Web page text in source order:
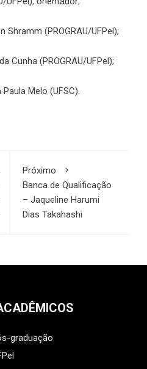
Shramm (PROGRAU/UFPel);
Cunha (PROGRAU/UFPel);
Melo (UFSC).
Próximo
Banca de Qualificação
– Jaqueline Harumi
Dias Takahashi
graduação